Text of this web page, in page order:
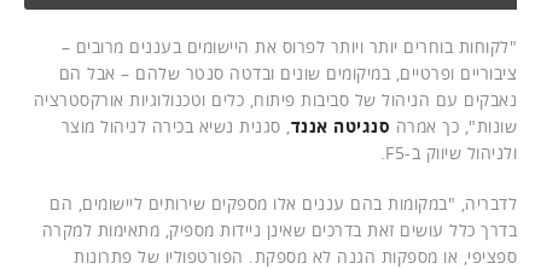
"לקוחות בוחרים יותר ויותר לפרוס את היישומים בעננים מרובים –
ציבוריים ופרטיים, במיקומים שונים ובדטה סנטר שלהם – אבל הם
נאבקים עם הניהול של סביבות פיתוח, כלים וטכנולוגיות אורקסטרציה
שונות", כך אמרה סנגיטה אננד , סגנית נשיא בכירה לניהול מוצר
ולניהול שיווק ב-F5.
לדבריה, "במקומות בהם עננים אלו מספקים שירותים ליישומים, הם
בדרך כלל עושים זאת בדרכים שאינן ניידות מספיק, מתאימות למקרה
ספציפי, או מספקות הגנה לא מספקת. הפורטפוליו של פתרונות